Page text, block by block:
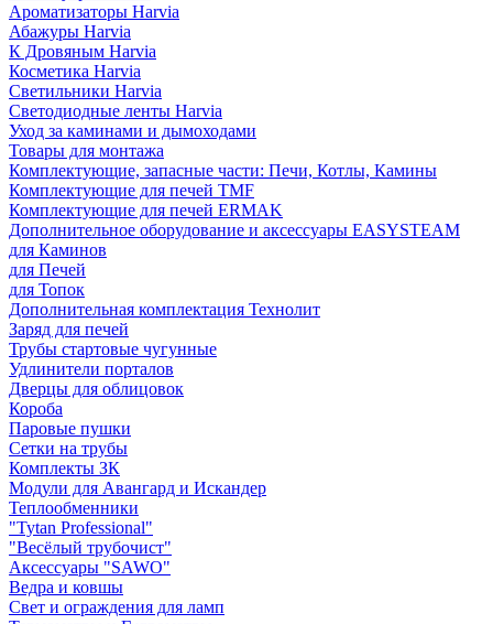
Ароматизаторы Harvia
Абажуры Harvia
К Дровяным Harvia
Косметика Harvia
Светильники Harvia
Светодиодные ленты Harvia
Уход за каминами и дымоходами
Товары для монтажа
Комплектующие, запасные части: Печи, Котлы, Камины
Комплектующие для печей TMF
Комплектующие для печей ERMAK
Дополнительное оборудование и аксессуары EASYSTEAM
для Каминов
для Печей
для Топок
Дополнительная комплектация Технолит
Заряд для печей
Трубы стартовые чугунные
Удлинители порталов
Дверцы для облицовок
Короба
Паровые пушки
Сетки на трубы
Комплекты ЗК
Модули для Авангард и Искандер
Теплообменники
"Tytan Professional"
"Весёлый трубочист"
Аксессуары "SAWO"
Ведра и ковшы
Свет и ограждения для ламп